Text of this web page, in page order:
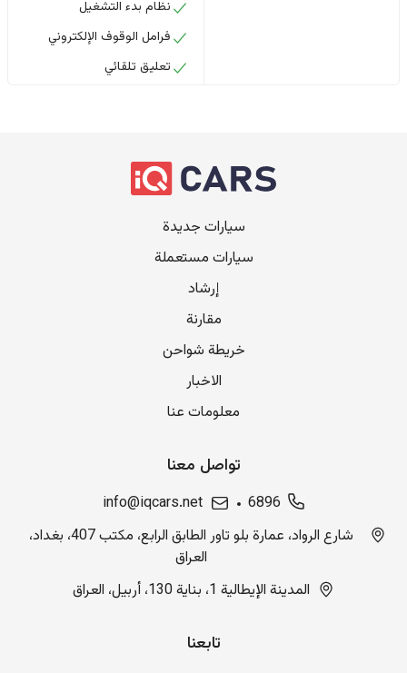
نظام بدء التشغيل
فرامل الوقوف الإلكتروني
تعليق تلقائي
سيارات جديدة
سيارات مستعملة
إرشاد
مقارنة
خريطة شواحن
الاخبار
معلومات عنا
تواصل معنا
6896
info@iqcars.net
شارع الرواد، عمارة بلو تاور الطابق الرابع، مكتب 407، بغداد،
العراق
المدينة الإيطالية 1، بناية 130، أربيل، العراق
تابعنا